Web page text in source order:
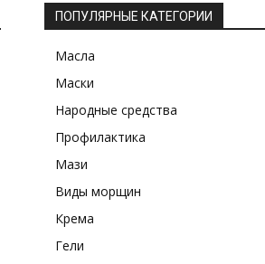
ПОПУЛЯРНЫЕ КАТЕГОРИИ
Масла
Маски
Народные средства
Профилактика
Мази
Виды морщин
Крема
Гели